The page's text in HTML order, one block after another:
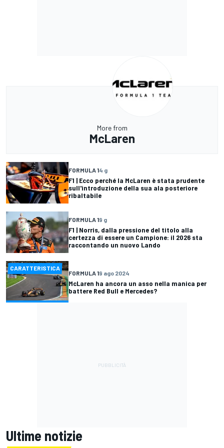
More from
McLaren
FORMULA 14 g
F1 | Ecco perché la McLaren è stata prudente
sull'introduzione della sua ala posteriore
ribaltabile
FORMULA 19 g
F1 | Norris, dalla pressione del titolo alla
certezza di essere un Campione: il 2026 sta
raccontando un nuovo Lando
CARATTERISTICA
FORMULA 19 ago 2024
McLaren ha ancora un asso nella manica per
battere Red Bull e Mercedes?
Ultime notizie